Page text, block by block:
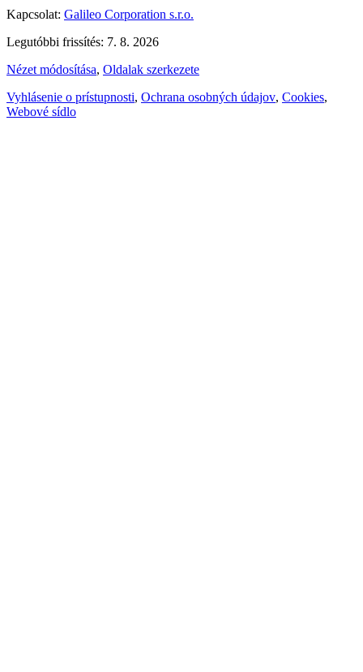
Kapcsolat: Galileo Corporation s.r.o.
Legutóbbi frissítés: 7. 8. 2026
Nézet módosítása, Oldalak szerkezete
Vyhlásenie o prístupnosti, Ochrana osobných údajov, Cookies,
Webové sídlo